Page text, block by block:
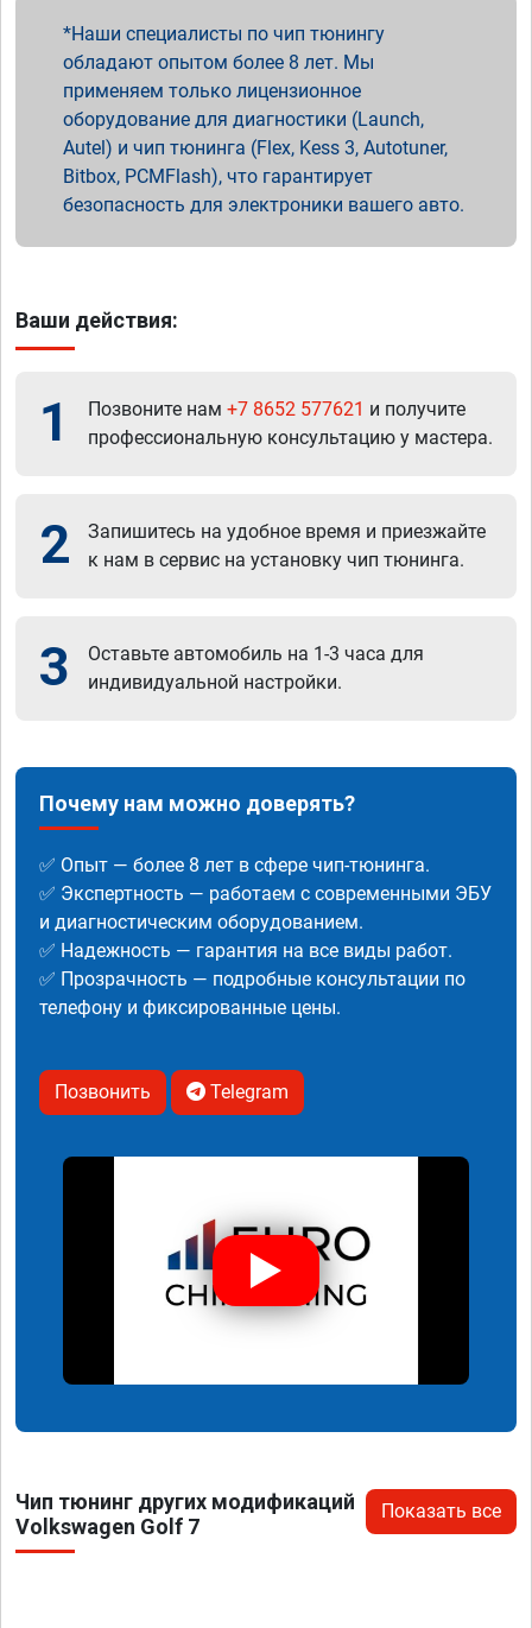
Наши специалисты по чип тюнингу
обладают опытом более 8 лет. Мы
применяем только лицензионное
оборудование для диагностики (Launch,
Autel) и чип тюнинга (Flex, Kess 3, Autotuner,
Bitbox, PCMFlash), что гарантирует
безопасность для электроники вашего авто.
Ваши действия:
1 Позвоните нам +7 8652 577621 и получите
профессиональную консультацию у мастера.
2
Запишитесь на удобное время и приезжайте
к нам в сервис на установку чип тюнинга.
3
Оставьте автомобиль на 1-3 часа для
индивидуальной настройки.
Почему нам можно доверять?
✅ Опыт — более 8 лет в сфере чип-тюнинга.
✅ Экспертность — работаем с современными ЭБУ
и диагностическим оборудованием.
✅ Надежность — гарантия на все виды работ.
✅ Прозрачность — подробные консультации по
телефону и фиксированные цены.
Позвонить Telegram
Чип тюнинг других модификаций
Volkswagen Golf 7
Показать все